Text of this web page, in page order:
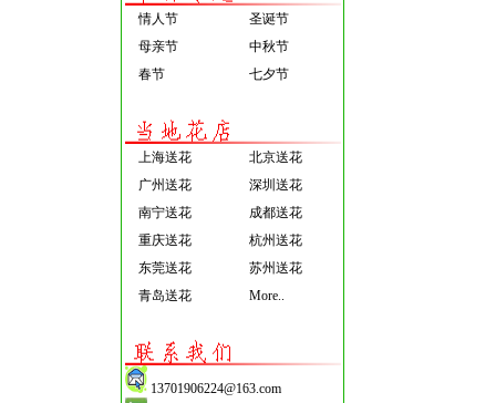
情人节
圣诞节
母亲节
中秋节
春节
七夕节
上海送花
北京送花
广州送花
深圳送花
南宁送花
成都送花
重庆送花
杭州送花
东莞送花
苏州送花
青岛送花
More..
13701906224@163.com